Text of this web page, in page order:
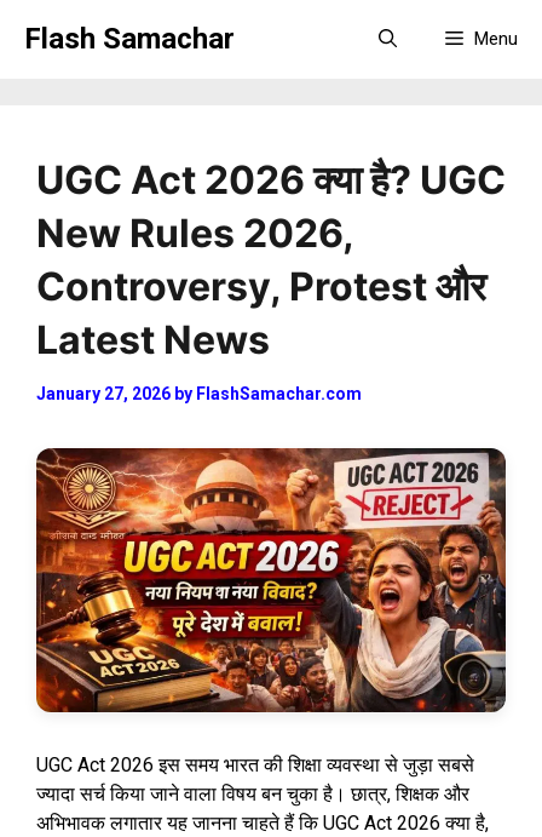
Flash Samachar Menu
UGC Act 2026 क्या है? UGC
New Rules 2026,
Controversy, Protest और
Latest News
January 27, 2026 by FlashSamachar.com
UGC Act 2026 इस समय भारत की शिक्षा व्यवस्था से जुड़ा सबसे
ज्यादा सर्च किया जाने वाला विषय बन चुका है। छात्र, शिक्षक और
अभिभावक लगातार यह जानना चाहते हैं कि UGC Act 2026 क्या है,